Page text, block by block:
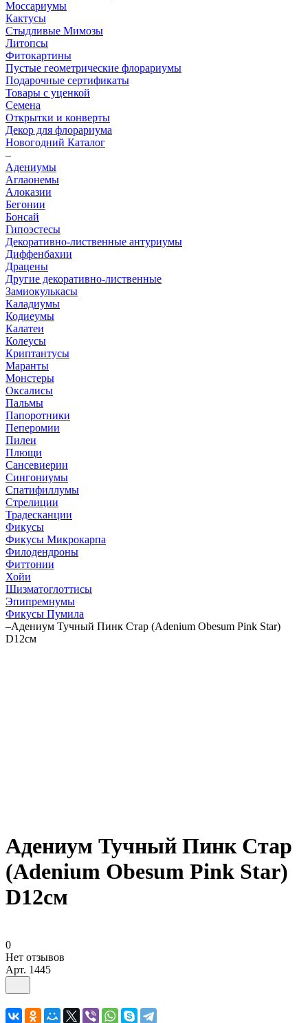
Моссариумы
Кактусы
Стыдливые Мимозы
Литопсы
Фитокартины
Пустые геометрические флорариумы
Подарочные сертификаты
Товары с уценкой
Семена
Открытки и конверты
Декор для флорариума
Новогодний Каталог
–
Адениумы
Аглаонемы
Алоказии
Бегонии
Бонсай
Гипоэстесы
Декоративно-лиственные антуриумы
Диффенбахии
Драцены
Другие декоративно-лиственные
Замиокулькасы
Каладиумы
Кодиеумы
Калатеи
Колеусы
Криптантусы
Маранты
Монстеры
Оксалисы
Пальмы
Папоротники
Пеперомии
Пилеи
Плющи
Сансевиерии
Сингониумы
Спатифиллумы
Стрелиции
Традесканции
Фикусы
Фикусы Микрокарпа
Филодендроны
Фиттонии
Хойи
Шизматоглоттисы
Эпипремнумы
Фикусы Пумила
–Адениум Тучный Пинк Стар (Adenium Obesum Pink Star)
D12см
Адениум Тучный Пинк Стар
(Adenium Obesum Pink Star)
D12см
0
Нет отзывов
Арт. 1445